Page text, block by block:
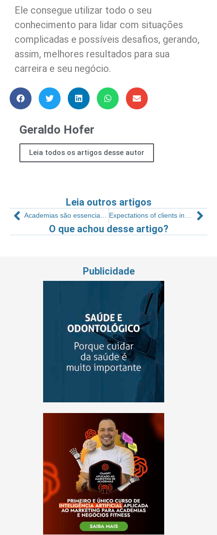
Ele consegue utilizar todo o seu
conhecimento para lidar com situações
complicadas e possíveis desafios, gerando,
assim, melhores resultados para sua
carreira e seu negócio.
Geraldo Hofer
Leia todos os artigos desse autor
Leia outros artigos
Academias são essenciais, mas… Expectations of clients in the post-pandemic
O que achou desse artigo?
Publicidade